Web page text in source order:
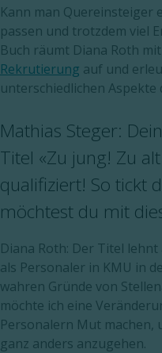
Kann man Quereinsteiger
passen und trotzdem viel
Buch räumt Diana Roth
Rekrutierung auf und
unterschiedlichen Aspekte
Mathias Steger:
Titel «Zu jung! Zu
qualifiziert! So tickt
möchtest du mit
Diana Roth: Der Titel
als Personaler in KMU in
wahren Gründe von
möchte ich eine
Personalern Mut machen,
ganz anders anzugehen.